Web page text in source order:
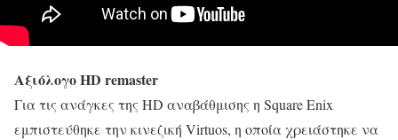
Αξιόλογο HD remaster
Για τις ανάγκες της HD αναβάθμισης η Square Enix
εμπιστεύθηκε την κινεζική Virtuos, η οποία χρειάστηκε να